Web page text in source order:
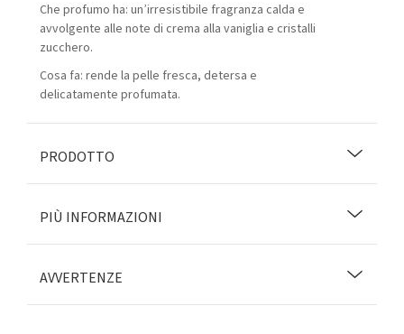
Che profumo ha: un’irresistibile fragranza calda e
avvolgente alle note di crema alla vaniglia e cristalli
zucchero.
Cosa fa: rende la pelle fresca, detersa e
delicatamente profumata.
PRODOTTO
PIÙ INFORMAZIONI
AVVERTENZE